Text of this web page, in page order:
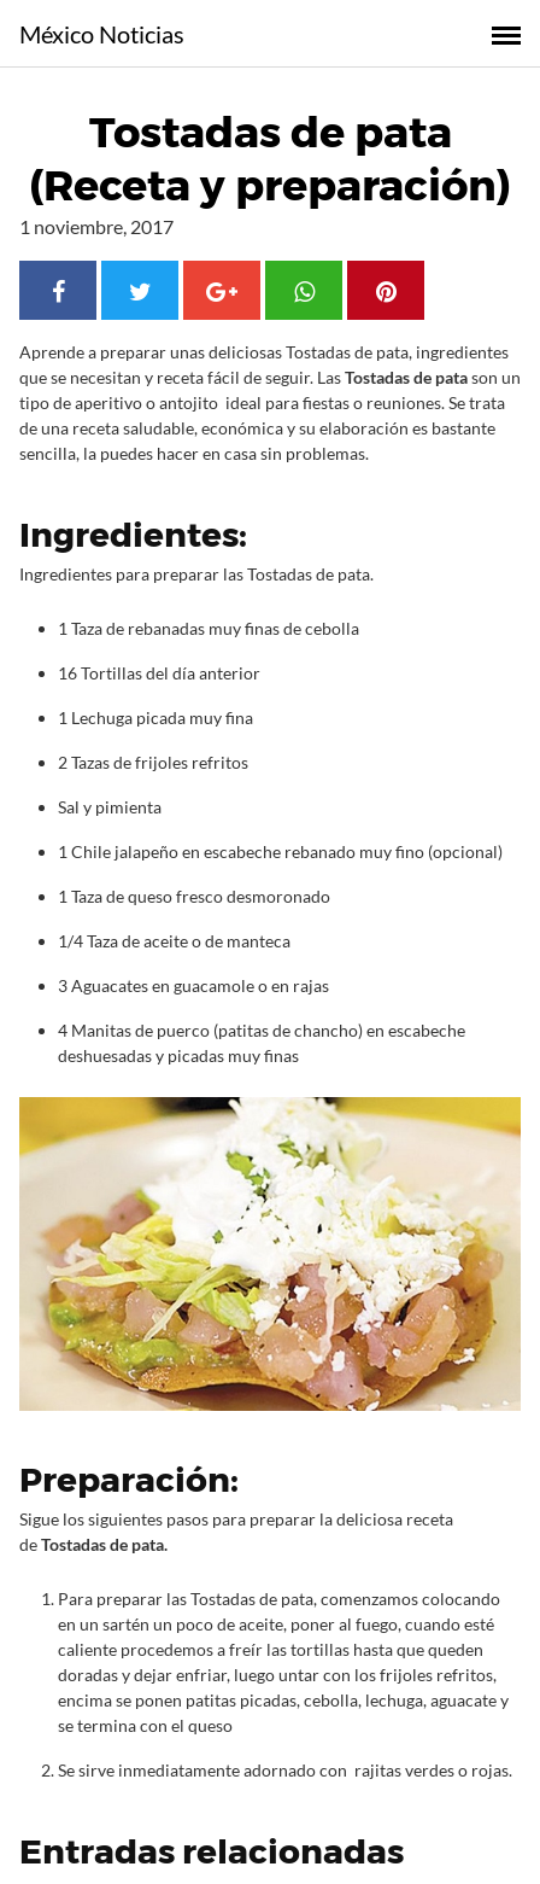
l
México Noticias
Tostadas de pata
(Receta y preparación)
1 noviembre, 2017
Aprende a preparar unas deliciosas Tostadas de pata, ingredientes
que se necesitan y receta fácil de seguir. LasTostadas de patason un
tipo de aperitivo o antojito ideal para fiestas o reuniones. Se trata
de una receta saludable, económica y su elaboración es bastante
sencilla, la puedes hacer en casa sin problemas.
Ingredientes:
Ingredientes para preparar las Tostadas de pata.
1 Taza de rebanadas muy finas de cebolla
16 Tortillas del día anterior
1 Lechuga picada muy fina
2 Tazas de frijoles refritos
Sal y pimienta
1 Chile jalapeño en escabeche rebanado muy fino (opcional)
1 Taza de queso fresco desmoronado
1/4 Taza de aceite o de manteca
3 Aguacates en guacamole o en rajas
4 Manitas de puerco (patitas de chancho) en escabeche
deshuesadas y picadas muy finas
Preparación:
Sigue los siguientes pasos para preparar la deliciosa receta
deTostadas de pata.
Para preparar las Tostadas de pata, comenzamos colocando
en un sartén un poco de aceite, poner al fuego, cuando esté
caliente procedemos a freír las tortillas hasta que queden
doradas y dejar enfriar, luego untar con los frijoles refritos,
encima se ponen patitas picadas, cebolla, lechuga, aguacate y
se termina con el queso
Se sirve inmediatamente adornado con rajitas verdes o rojas.
Entradas relacionadas